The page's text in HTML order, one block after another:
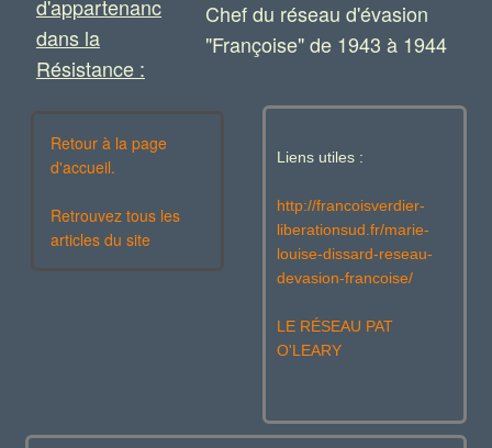
d'appartenance
dans la
Résistance :
Chef du réseau d'évasion
"Françoise" de 1943 à 1944
Retour à la page
d'accueil.
Retrouvez tous les
articles du site
Liens utiles :
http://francoisverdier-
liberationsud.fr/marie-
louise-dissard-reseau-
devasion-francoise/
LE RÉSEAU PAT
O'LEARY